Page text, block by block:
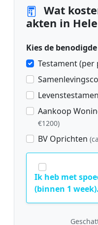
Wat
akten in
Kies de
Testament (per
Aankoop
€1200)
BV Oprichten
Ik heb met
(binnen 1 week).